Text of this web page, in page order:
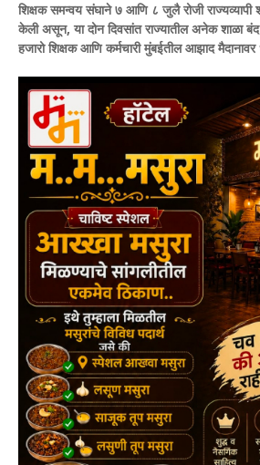
शिक्षक समन्वय संघाने ७ आणि ८ जुलै रोजी राज्यव्यापी
केली असून, या दोन दिवसांत राज्यातील अनेक शाळा
हजारो शिक्षक आणि कर्मचारी मुंबईतील आझाद